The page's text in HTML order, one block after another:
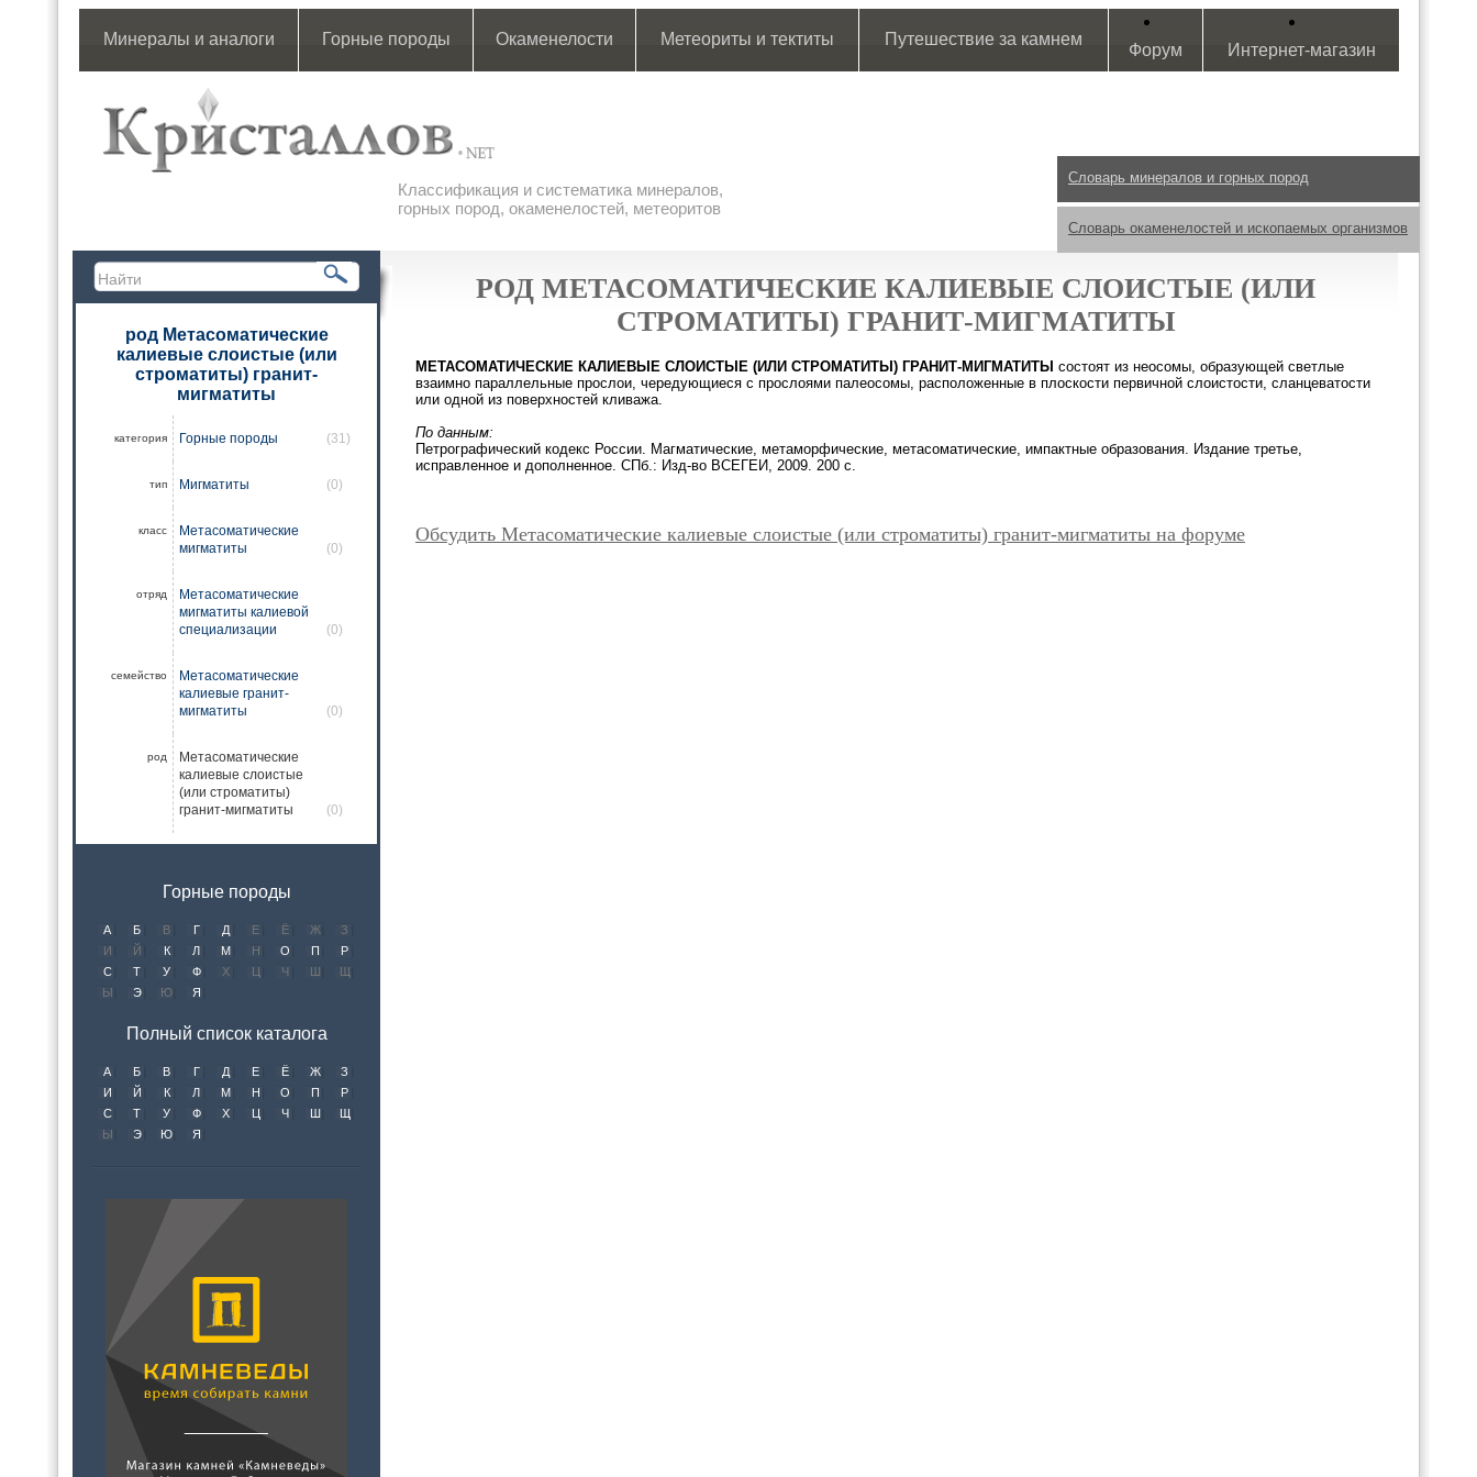
Минералы и аналоги Горные породы Окаменелости Метеориты и тектиты Путешествие за камнем
Форум Интернет-магазин
Классификация и систематика минералов,
горных пород, окаменелостей, метеоритов
Словарь минералов и горных пород
Словарь окаменелостей и ископаемых организмов
род Метасоматические
калиевые слоистые (или
строматиты) гранит-
мигматиты
категория Горные породы (31)
тип Мигматиты (0)
класс
Метасоматические
мигматиты
(0)
отряд
Метасоматические
мигматиты калиевой
специализации
(0)
семейство
Метасоматические
калиевые гранит-
мигматиты
(0)
род
Метасоматические
калиевые слоистые
(или строматиты)
гранит-мигматиты
(0)
Горные породы
А Б В Г Д Е Ё Ж
З
И
Й К Л М Н О П
Р
С
Т У Ф Х Ц Ч Ш
Щ
Ы
Э Ю Я
Полный список каталога
А Б В Г Д Е Ё Ж
З
И
Й К Л М Н О П
Р
С
Т У Ф Х Ц Ч Ш
Щ
Ы
Э Ю Я
РОД МЕТАСОМАТИЧЕСКИЕ КАЛИЕВЫЕ СЛОИСТЫЕ (ИЛИ
СТРОМАТИТЫ) ГРАНИТ-МИГМАТИТЫ
МЕТАСОМАТИЧЕСКИЕ КАЛИЕВЫЕ СЛОИСТЫЕ (ИЛИ СТРОМАТИТЫ) ГРАНИТ-МИГМАТИТЫ состоят из неосомы, образующей светлые
взаимно параллельные прослои, чередующиеся с прослоями палеосомы, расположенные в плоскости первичной слоистости, сланцеватости
или одной из поверхностей кливажа.
По данным:
Петрографический кодекс России. Магматические, метаморфические, метасоматические, импактные образования. Издание третье,
исправленное и дополненное. СПб.: Изд-во ВСЕГЕИ, 2009. 200 с.
Обсудить Метасоматические калиевые слоистые (или строматиты) гранит-мигматиты на форуме